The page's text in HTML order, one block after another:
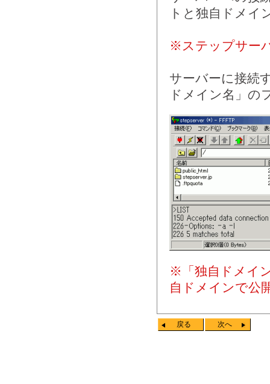
トと独自ドメイ
※ステップサー
サーバーに接続
ドメイン名」の
※「独自ドメイ
自ドメインで公
戻る 次へ